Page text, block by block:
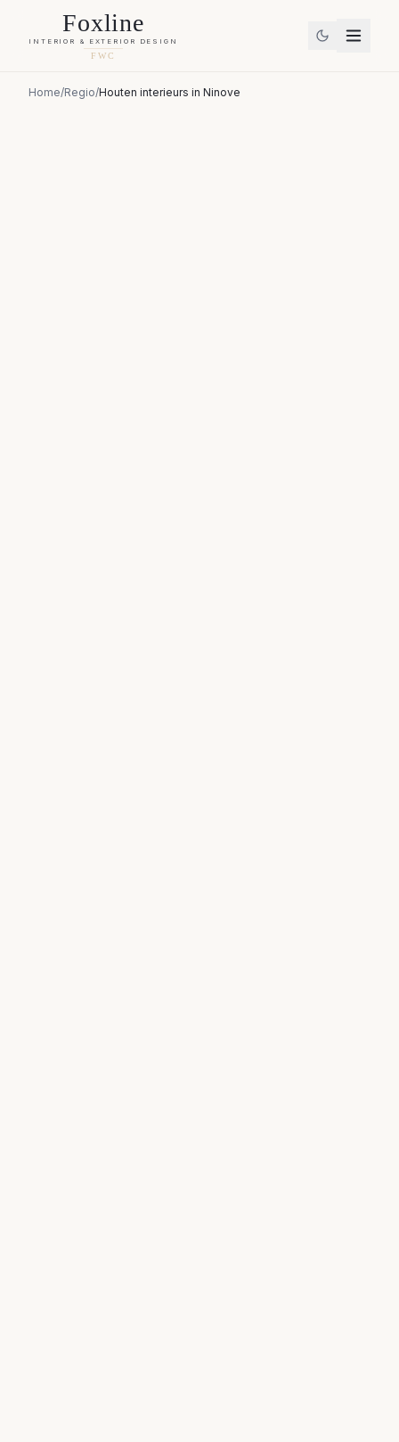
Foxline
INTERIOR & EXTERIOR DESIGN
FWC
Home/Regio/Houten interieurs in Ninove